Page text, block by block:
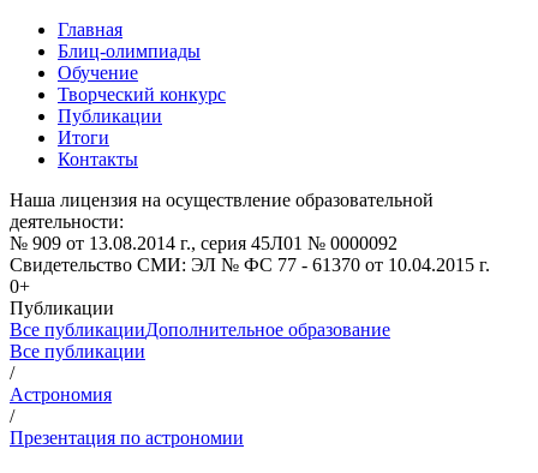
Главная
Блиц-олимпиады
Обучение
Творческий конкурс
Публикации
Итоги
Контакты
Наша лицензия на осуществление образовательной
деятельности:
№ 909 от 13.08.2014 г., серия 45Л01 № 0000092
Свидетельство СМИ: ЭЛ № ФС 77 - 61370 от 10.04.2015 г.
0+
Публикации
Все публикацииДополнительное образование
Все публикации
/
Астрономия
/
Презентация по астрономии